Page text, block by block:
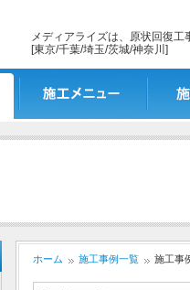
メディアライズは、原状回復
[東京/千葉/埼玉/茨城/神奈川]
ホーム 施工事例一覧 施工事